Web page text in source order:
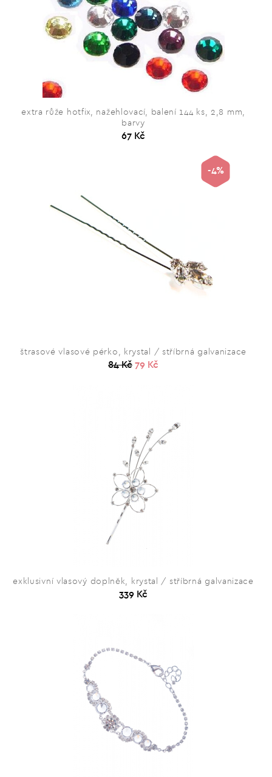
extra růže hotfix, nažehlovací, balení 144 ks, 2,8 mm,
barvy
67 Kč
štrasové vlasové pérko, krystal / stříbrná galvanizace
84 Kč 79 Kč
-4%
exklusivní vlasový doplněk, krystal / stříbrná galvanizace
339 Kč